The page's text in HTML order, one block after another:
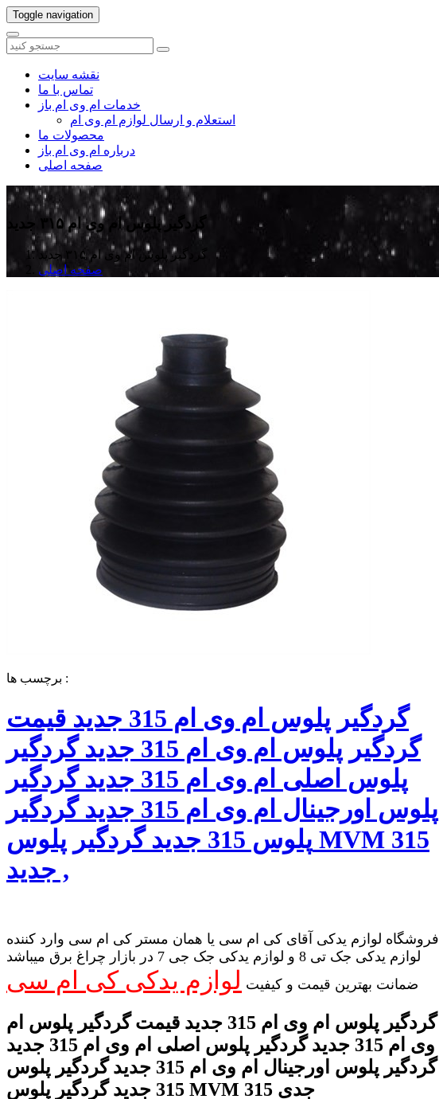
Toggle navigation
نقشه سایت
تماس با ما
خدمات ام وی ام باز
استعلام و ارسال لوازم ام وی ام
محصولات ما
درباره ام وی ام باز
صفحه اصلی
گردگیر پلوس ام وی ام ۳۱۵ جدید
گردگیر پلوس ام وی ام ۳۱۵ جدید
صفحه اصلی
برچسب ها :
گردگیر پلوس ام وی ام 315 جدید قیمت
گردگیر پلوس ام وی ام 315 جدید گردگیر
پلوس اصلی ام وی ام 315 جدید گردگیر
پلوس اورجینال ام وی ام 315 جدید گردگیر
پلوس 315 جدید گردگیر پلوس MVM 315
جدید ,
فروشگاه لوازم یدکی آقای کی ام سی یا همان مستر کی ام سی وارد کننده
لوازم یدکی جک تی 8 و لوازم یدکی جک جی 7 در بازار چراغ برق میباشد
ضمانت بهترین قیمت و کیفیت لوازم یدکی کی ام سی
گردگیر پلوس ام وی ام 315 جدید قیمت گردگیر پلوس ام
وی ام 315 جدید گردگیر پلوس اصلی ام وی ام 315 جدید
گردگیر پلوس اورجینال ام وی ام 315 جدید گردگیر پلوس
315 جدید گردگیر پلوس MVM 315 جدی